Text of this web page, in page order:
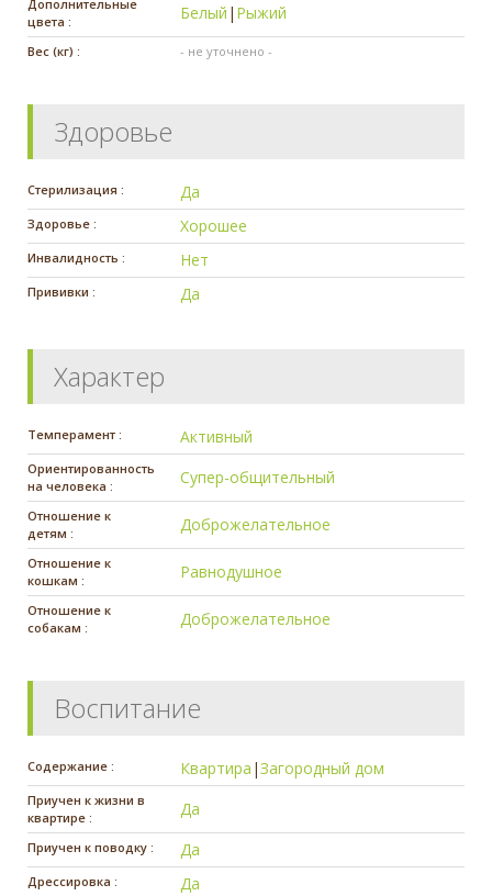
Дополнительные
цвета :
Белый | Рыжий
Вес (кг) : - не уточнено -
Здоровье
Стерилизация : Да
Здоровье : Хорошее
Инвалидность : Нет
Прививки : Да
Характер
Темперамент : Активный
Ориентированность
на человека :
Супер-общительный
Отношение к
детям :
Доброжелательное
Отношение к
кошкам :
Равнодушное
Отношение к
собакам :
Доброжелательное
Воспитание
Содержание : Квартира |Загородный дом
Приучен к жизни в
квартире :
Да
Приучен к поводку : Да
Дрессировка : Да